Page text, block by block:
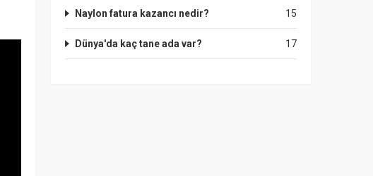
15
Naylon fatura kazancı nedir?
17
Dünya'da kaç tane ada var?